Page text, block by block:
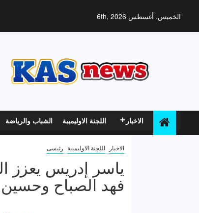
الخميس. أغسطس 6th, 2026
الاخبار اللجنة الاوليمبية الشباب والرياضة
الاخبار اللجنة الاوليمبية رئيسى
ياسر إدريس يعزز
فهد الصباح